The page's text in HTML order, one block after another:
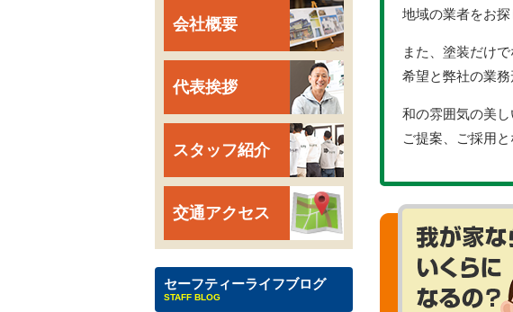
地域の業者をお
また、塗装だけ
希望と弊社の業務
和の雰囲気の美
ご提案、ご採用と
会社概要
代表挨拶
スタッフ紹介
交通アクセス
セーフティーライフブログ
STAFF BLOG